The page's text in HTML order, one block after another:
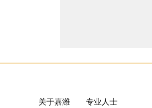
关于嘉潍 专业人士